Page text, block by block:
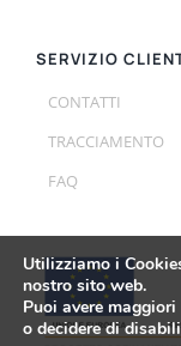
SERVIZIO
CONTATTI
TRACCIAMENTO
FAQ
Utilizziamo i
nostro sito web.
Puoi avere
o decidere di